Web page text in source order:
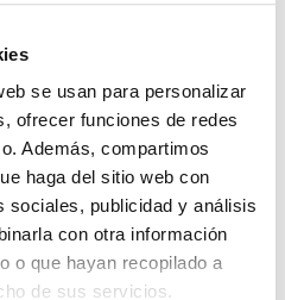
se usan para personalizar
ofrecer funciones de redes
Además, compartimos
haga del sitio web con
sociales, publicidad y análisis
con otra información
o que hayan recopilado a
de sus servicios.
30 MÓDULOS ref.